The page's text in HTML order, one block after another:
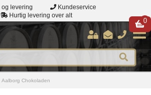
og levering
Kundeservice
Hurtig levering over alt
0
Aalborg Chokoladen